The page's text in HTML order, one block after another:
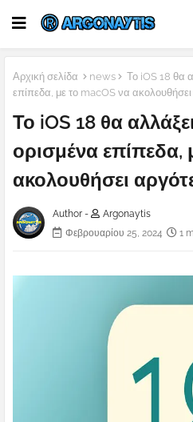
Αρχική σελίδα news
Το iOS 18 θα
επίπεδα, με το macOS να
Το iOS 18 θα
ορισμένα επίπεδα,
ακολουθήσει
Author -
Argonaytis
Φεβρουαρίου 25, 2024
1